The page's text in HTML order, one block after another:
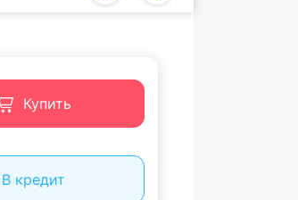
Купить
В кредит